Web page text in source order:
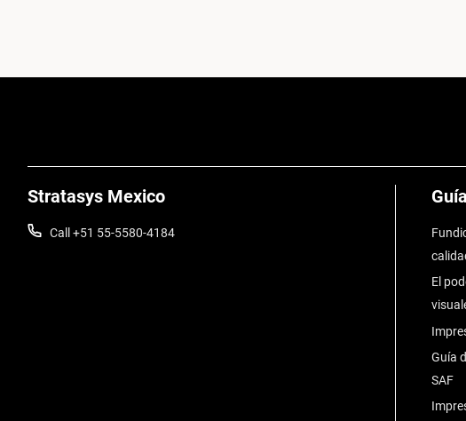
Stratasys Mexico
Call +51 55-5580-4184
El
Guía
SAF